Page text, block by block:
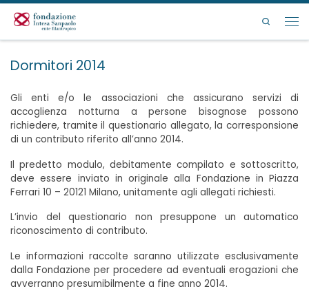
Passa al contenuto
Search
Dormitori 2014
Gli enti e/o le associazioni che assicurano servizi di
accoglienza notturna a persone bisognose possono
richiedere, tramite il questionario allegato, la corresponsione
di un contributo riferito all’anno 2014.
Il predetto modulo, debitamente compilato e sottoscritto,
deve essere inviato in originale alla Fondazione in Piazza
Ferrari 10 – 20121 Milano, unitamente agli allegati richiesti.
L’invio del questionario non presuppone un automatico
riconoscimento di contributo.
Le informazioni raccolte saranno utilizzate esclusivamente
dalla Fondazione per procedere ad eventuali erogazioni che
avverranno presumibilmente a fine anno 2014.